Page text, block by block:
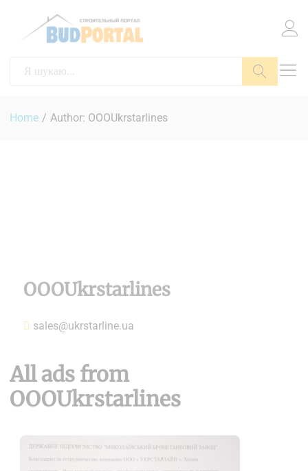
Home / Author: OOOUkrstarlines
OOOUkrstarlines
sales@ukrstarline.ua
All ads from
OOOUkrstarlines